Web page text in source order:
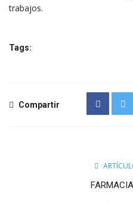
trabajos.
Tags:
Compartir